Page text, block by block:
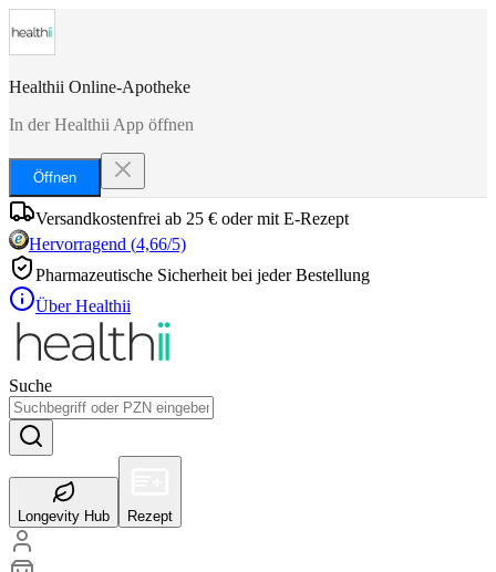
Healthii Online-Apotheke
In der Healthii App öffnen
Öffnen
Versandkostenfrei ab 25 € oder mit E-Rezept
Hervorragend (4,66/5)
Pharmazeutische Sicherheit bei jeder Bestellung
Über Healthii
Suche
Longevity Hub Rezept